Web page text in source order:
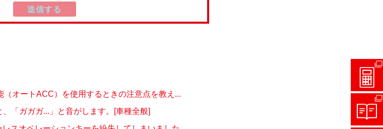
オートACC）を使用するときの注意点を教え...
「ガガガ...」と音がします。[車種全般]